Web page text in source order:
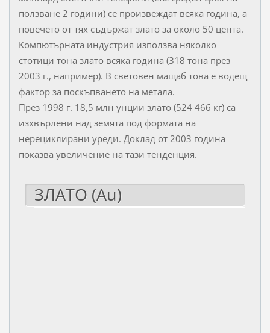
ползване 2 години) се произвеждат всяка година, а
повечето от тях съдържат злато за около 50 цента.
Компютърната индустрия използва няколко
стотици тона злато всяка година (318 тона през
2003 г., например). В световен мащаб това е водещ
фактор за поскъпването на метала.
През 1998 г. 18,5 млн унции злато (524 466 кг) са
изхвърлени над земята под формата на
нерециклирани уреди. Доклад от 2003 година
показва увеличение на тази тенденция.
ЗЛАТО (Au)